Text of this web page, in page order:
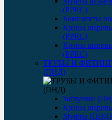
(PPRC)
Комплекты
Краны
(PPRC)
Краны
(PPRC)
ТРУБЫ И
(ПНД)
Заглушки
Краны
Муфты (ПНД)